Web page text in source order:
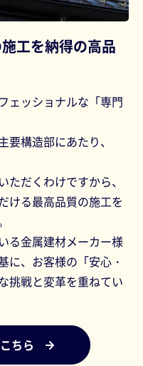
工を納得の高品
ェッショナルな「専門
構造部にあたり、
だくわけですから、
ける最高品質の施工を
る金属建材メーカー様
に、お客様の「安心・
挑戦と変革を重ねてい
ちら